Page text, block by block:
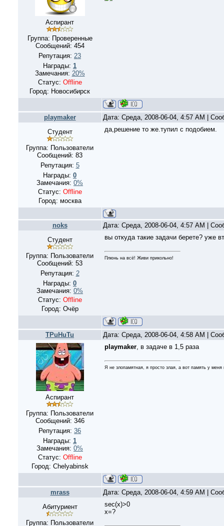
Аспирант
Группа: Проверенные
Сообщений: 454
Репутация: 23
Награды: 1
Замечания: 20%
Статус: Offline
Город: Новосибирск
playmaker
Дата: Среда, 2008-06-04, 4:57 AM |
Студент
Группа: Пользователи
Сообщений: 83
Репутация: 5
Награды: 0
Замечания: 0%
Статус: Offline
Город: москва
да,решение то же.тупил с подобием.
noks
Дата: Среда, 2008-06-04, 4:57 AM |
Студент
Группа: Пользователи
Сообщений: 53
Репутация: 2
Награды: 0
Замечания: 0%
Статус: Offline
Город: Очёр
вы откуда такие задачи берете? уже
Плюнь на всё! Живи прикольно!
TPuHuTu Дата: Среда, 2008-06-04, 4:58 AM |
Аспирант
Группа: Пользователи
Сообщений: 346
Репутация: 36
Награды: 1
Замечания: 0%
Статус: Offline
Город: Chelyabinsk
playmaker, в задаче в 1,5 раза
Я не злопамятная, я просто злая, а вот память у
mrass
Дата: Среда, 2008-06-04, 4:59 AM |
Абитуриент
Группа: Пользователи
sec(x)>0
x=?